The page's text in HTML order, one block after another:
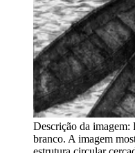
Descrição da imagem:
branco. A imagem